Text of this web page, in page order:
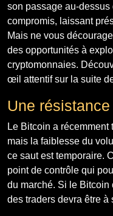
son passage au-
compromis, laissant
Mais ne vous
des opportunités à
cryptomonnaies.
œil attentif sur la suite
Une
Le Bitcoin a
mais la faiblesse du
ce saut est temporaire.
point de contrôle qui
du marché. Si le
des traders devra être à